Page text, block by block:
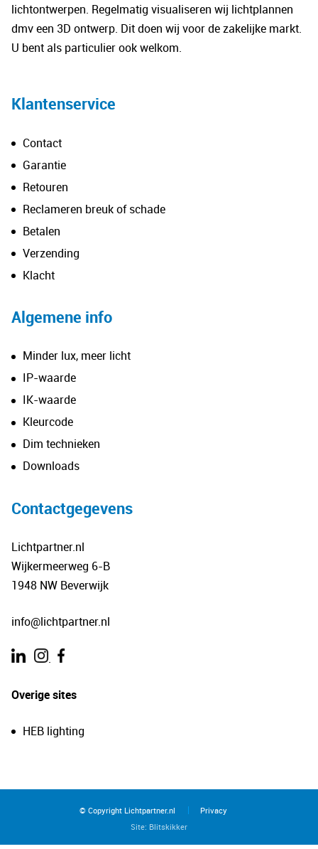
lichtontwerpen. Regelmatig visualiseren wij lichtplannen
dmv een 3D ontwerp. Dit doen wij voor de zakelijke markt.
U bent als particulier ook welkom.
Klantenservice
Contact
Garantie
Retouren
Reclameren breuk of schade
Betalen
Verzending
Klacht
Algemene info
Minder lux, meer licht
IP-waarde
IK-waarde
Kleurcode
Dim technieken
Downloads
Contactgegevens
Lichtpartner.nl
Wijkermeerweg 6-B
1948 NW Beverwijk
info@lichtpartner.nl
.
Overige sites
HEB lighting
© Copyright Lichtpartner.nl
Privacy
Site: Blitskikker